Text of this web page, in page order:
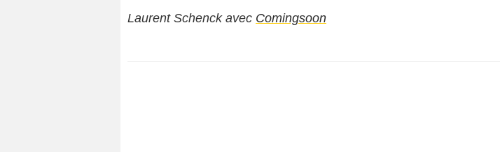
Laurent Schenck avec Comingsoon